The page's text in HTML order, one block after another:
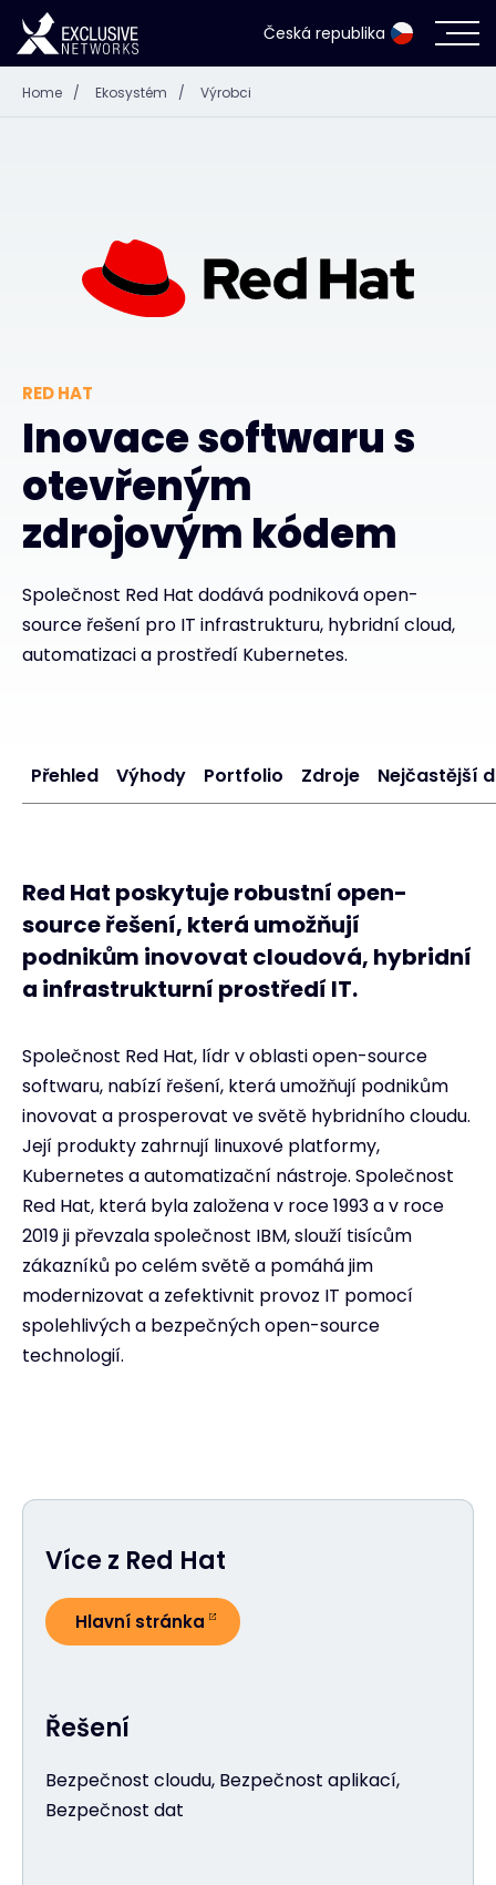
Česká republika
Společnost
Kontakt
#weareexclusive
Home / Ekosystém / Výrobci
RED HAT
Inovace softwaru s
otevřeným
zdrojovým kódem
Společnost Red Hat dodává podniková open-
source řešení pro IT infrastrukturu, hybridní cloud,
automatizaci a prostředí Kubernetes.
Přehled Výhody Portfolio Zdroje Nejčastější
Red Hat poskytuje robustní open-
source řešení, která umožňují
podnikům inovovat cloudová, hybridní
a infrastrukturní prostředí IT.
Společnost Red Hat, lídr v oblasti open-source
softwaru, nabízí řešení, která umožňují podnikům
inovovat a prosperovat ve světě hybridního cloudu.
Její produkty zahrnují linuxové platformy,
Kubernetes a automatizační nástroje. Společnost
Red Hat, která byla založena v roce 1993 a v roce
2019 ji převzala společnost IBM, slouží tisícům
zákazníků po celém světě a pomáhá jim
modernizovat a zefektivnit provoz IT pomocí
spolehlivých a bezpečných open-source
technologií.
Řešení
Bezpečnost cloudu, Bezpečnost aplikací,
Bezpečnost dat
Více z Red Hat
Hlavní stránka